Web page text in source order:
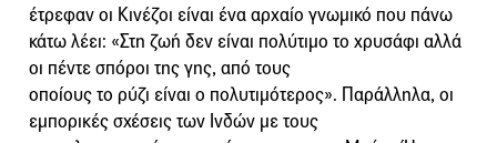
έτρεφαν οι Κινέζοι είναι ένα αρχαίο γνωμικό που πάνω
κάτω λέει: «Στη ζωή δεν είναι πολύτιμο το χρυσάφι αλλά
οι πέντε σπόροι της γης, από τους
οποίους το ρύζι είναι ο πολυτιμότερος». Παράλληλα, οι
εμπορικές σχέσεις των Ινδών με τους